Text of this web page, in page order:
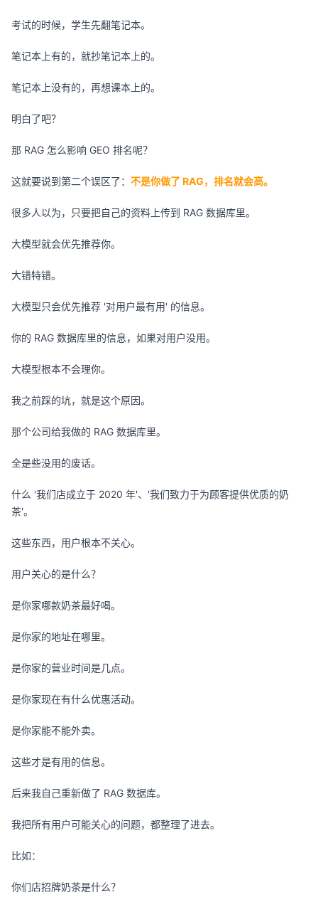
考试的时候，学生先翻笔记本。
笔记本上有的，就抄笔记本上的。
笔记本上没有的，再想课本上的。
明白了吧？
那 RAG 怎么影响 GEO 排名呢？
这就要说到第二个误区了： 不是你做了 RAG，排名就会高。
很多人以为，只要把自己的资料上传到 RAG 数据库里。
大模型就会优先推荐你。
大错特错。
大模型只会优先推荐 '对用户最有用' 的信息。
你的 RAG 数据库里的信息，如果对用户没用。
大模型根本不会理你。
我之前踩的坑，就是这个原因。
那个公司给我做的 RAG 数据库里。
全是些没用的废话。
什么 '我们店成立于 2020 年'、'我们致力于为顾客提供优质的奶
茶'。
这些东西，用户根本不关心。
用户关心的是什么？
是你家哪款奶茶最好喝。
是你家的地址在哪里。
是你家的营业时间是几点。
是你家现在有什么优惠活动。
是你家能不能外卖。
这些才是有用的信息。
后来我自己重新做了 RAG 数据库。
我把所有用户可能关心的问题，都整理了进去。
比如：
你们店招牌奶茶是什么？